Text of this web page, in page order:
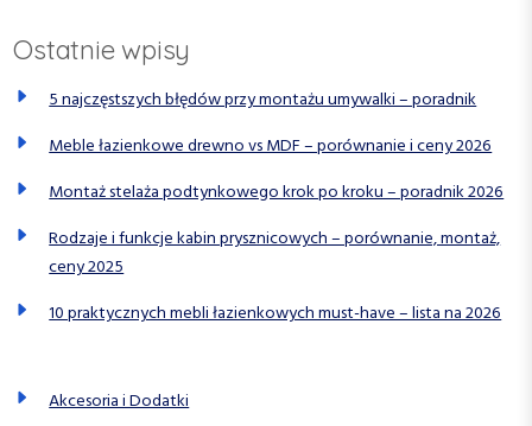
u
Ostatnie wpisy
5 najczęstszych błędów przy montażu umywalki – poradnik
Meble łazienkowe drewno vs MDF – porównanie i ceny 2026
Montaż stelaża podtynkowego krok po kroku – poradnik 2026
Rodzaje i funkcje kabin prysznicowych – porównanie, montaż,
ceny 2025
10 praktycznych mebli łazienkowych must-have – lista na 2026
Akcesoria i Dodatki